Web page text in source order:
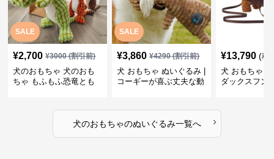
SALE
¥2,700 ¥3000(割引前)
犬のおもちゃ 犬のおも
ちゃ もふもふ恐竜とも
SALE
¥3,860 ¥4290(割引前)
犬 おもちゃ ぬいぐるみ |
コーギーが喜ぶ丈夫な動
¥13,790 (税
犬 おもちゃ
ダックスフン
犬のおもちゃのぬいぐるみ一覧へ ›